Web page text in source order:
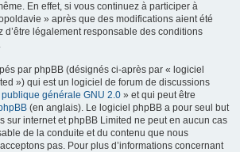
En effet, si vous continuez à participer à
» après que des modifications aient été
d’être légalement responsable des conditions
par phpBB (désignés ci-après par « logiciel
») qui est un logiciel de forum de discussions
publique générale GNU 2.0 » et qui peut être
(en anglais). Le logiciel phpBB a pour seul but
sur internet et phpBB Limited ne peut en aucun cas
de la conduite et du contenu que nous
pas. Pour plus d’informations concernant